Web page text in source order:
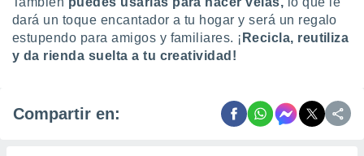
dará un toque encantador a tu hogar y será un regalo
estupendo para amigos y familiares. ¡ Recicla, reutiliza
y da rienda suelta a tu creatividad!
Compartir en: